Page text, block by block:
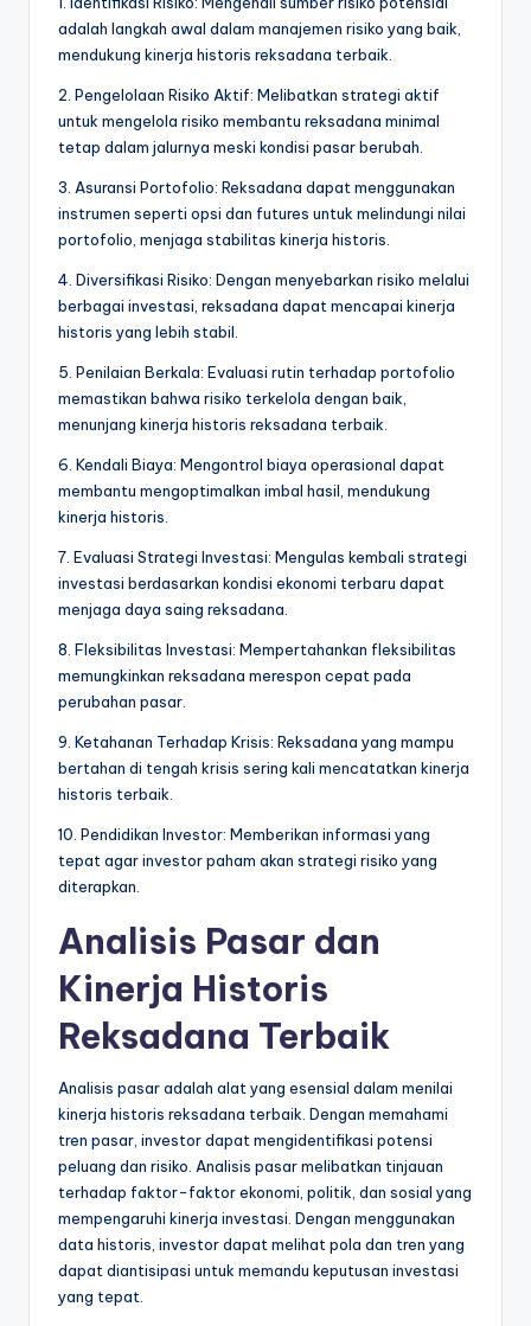
adalah langkah awal dalam manajemen risiko yang baik,
mendukung kinerja historis reksadana terbaik.
2. Pengelolaan Risiko Aktif: Melibatkan strategi aktif
untuk mengelola risiko membantu reksadana minimal
tetap dalam jalurnya meski kondisi pasar berubah.
3. Asuransi Portofolio: Reksadana dapat menggunakan
instrumen seperti opsi dan futures untuk melindungi nilai
portofolio, menjaga stabilitas kinerja historis.
4. Diversifikasi Risiko: Dengan menyebarkan risiko melalui
berbagai investasi, reksadana dapat mencapai kinerja
historis yang lebih stabil.
5. Penilaian Berkala: Evaluasi rutin terhadap portofolio
memastikan bahwa risiko terkelola dengan baik,
menunjang kinerja historis reksadana terbaik.
6. Kendali Biaya: Mengontrol biaya operasional dapat
membantu mengoptimalkan imbal hasil, mendukung
kinerja historis.
7. Evaluasi Strategi Investasi: Mengulas kembali strategi
investasi berdasarkan kondisi ekonomi terbaru dapat
menjaga daya saing reksadana.
8. Fleksibilitas Investasi: Mempertahankan fleksibilitas
memungkinkan reksadana merespon cepat pada
perubahan pasar.
9. Ketahanan Terhadap Krisis: Reksadana yang mampu
bertahan di tengah krisis sering kali mencatatkan kinerja
historis terbaik.
10. Pendidikan Investor: Memberikan informasi yang
tepat agar investor paham akan strategi risiko yang
diterapkan.
Analisis Pasar dan
Kinerja Historis
Reksadana Terbaik
Analisis pasar adalah alat yang esensial dalam menilai
kinerja historis reksadana terbaik. Dengan memahami
tren pasar, investor dapat mengidentifikasi potensi
peluang dan risiko. Analisis pasar melibatkan tinjauan
terhadap faktor-faktor ekonomi, politik, dan sosial yang
mempengaruhi kinerja investasi. Dengan menggunakan
data historis, investor dapat melihat pola dan tren yang
dapat diantisipasi untuk memandu keputusan investasi
yang tepat.